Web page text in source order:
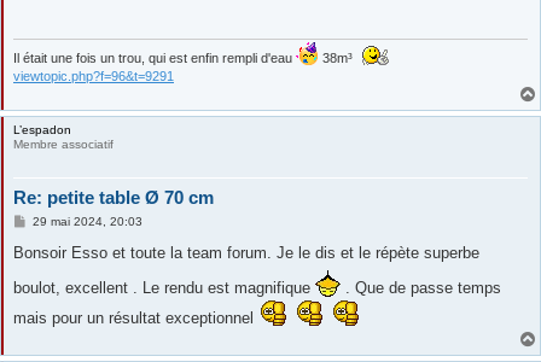
Il était une fois un trou, qui est enfin rempli d'eau
38m³
viewtopic.php?f=96&t=9291
L’espadon
Membre associatif
Re: petite table Ø 70 cm
M
s
g
29 mai 2024, 20:03
Bonsoir Esso et toute la team forum. Je le dis et le répète superbe
boulot, excellent . Le rendu est magnifique
. Que de passe temps
mais pour un résultat exceptionnel